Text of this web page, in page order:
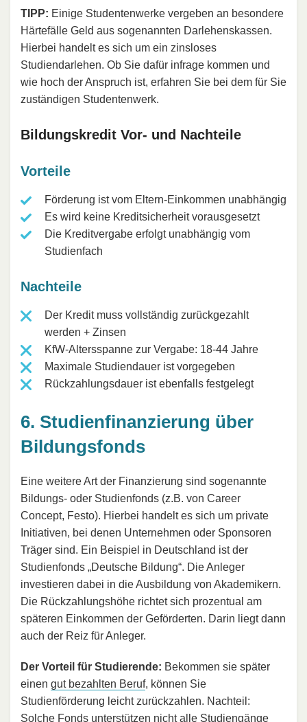
TIPP: Einige Studentenwerke vergeben an besondere
Härtefälle Geld aus sogenannten Darlehenskassen.
Hierbei handelt es sich um ein zinsloses
Studiendarlehen. Ob Sie dafür infrage kommen und
wie hoch der Anspruch ist, erfahren Sie bei dem für Sie
zuständigen Studentenwerk.
Bildungskredit Vor- und Nachteile
Vorteile
Förderung ist vom Eltern-Einkommen unabhängig
Es wird keine Kreditsicherheit vorausgesetzt
Die Kreditvergabe erfolgt unabhängig vom
Studienfach
Nachteile
Der Kredit muss vollständig zurückgezahlt
werden + Zinsen
KfW-Altersspanne zur Vergabe: 18-44 Jahre
Maximale Studiendauer ist vorgegeben
Rückzahlungsdauer ist ebenfalls festgelegt
6. Studienfinanzierung über
Bildungsfonds
Eine weitere Art der Finanzierung sind sogenannte
Bildungs- oder Studienfonds (z.B. von Career
Concept, Festo). Hierbei handelt es sich um private
Initiativen, bei denen Unternehmen oder Sponsoren
Träger sind. Ein Beispiel in Deutschland ist der
Studienfonds „Deutsche Bildung“. Die Anleger
investieren dabei in die Ausbildung von Akademikern.
Die Rückzahlungshöhe richtet sich prozentual am
späteren Einkommen der Geförderten. Darin liegt dann
auch der Reiz für Anleger.
Der Vorteil für Studierende: Bekommen sie später
einen gut bezahlten Beruf, können Sie
Studienförderung leicht zurückzahlen. Nachteil:
Solche Fonds unterstützen nicht alle Studiengänge